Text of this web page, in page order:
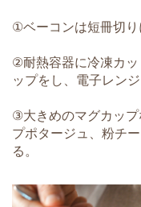
①ベーコンは短冊切り
②耐熱容器に冷凍カッ
ップをし、電子レン
③大きめのマグカッ
プポタージュ、粉チ
る。